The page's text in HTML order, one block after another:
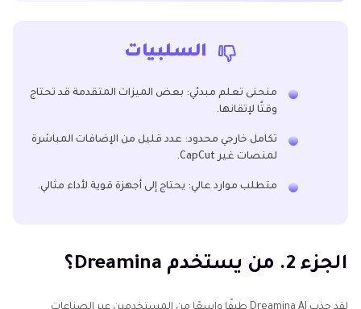
السلبيات
منحنى تعلم مبدئي: بعض الميزات المتقدمة قد تحتاج
وقتًا لإتقانها.
تكامل خارجي محدود: عدد قليل من الإضافات المباشرة
لمنصات غير CapCut.
متطلب موارد عالي: يحتاج إلى أجهزة قوية لأداء مثالي.
الجزء 2. من يستخدم Dreamina؟